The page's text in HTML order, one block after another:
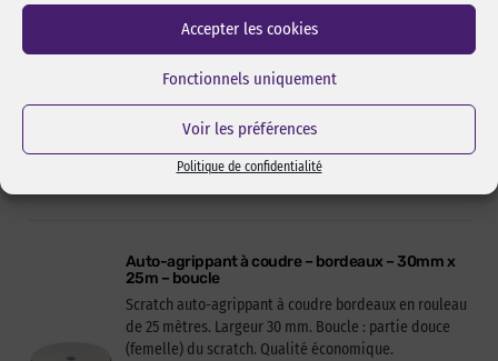
Accepter les cookies
Fonctionnels uniquement
Voir les préférences
Politique de confidentialité
Scratch auto-agrippant à coudre bordeaux en rouleau
de 25 mètres. Largeur 25 mm. Crochet : partie
rugueuse (mâle) du scratch. Qualité économique.
Réf Pixcl : ACSTBor025025C
9,19€HT
Ajouter au panier
Auto-agrippant à coudre – bordeaux – 30mm x
25m – boucle
Scratch auto-agrippant à coudre bordeaux en rouleau
de 25 mètres. Largeur 30 mm. Boucle : partie douce
(femelle) du scratch. Qualité économique.